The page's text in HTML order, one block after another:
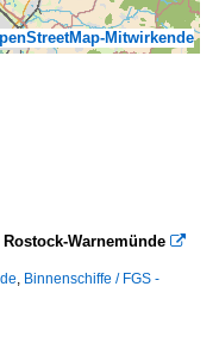
Mitwirkende
Warnemünde 
, Binnenschiffe / FGS -